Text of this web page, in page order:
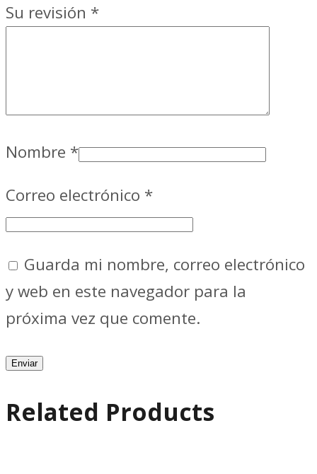
Su revisión *
Nombre *
Correo electrónico *
Guarda mi nombre, correo electrónico
y web en este navegador para la
próxima vez que comente.
Related Products